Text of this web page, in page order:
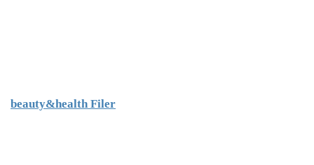
beauty&health Filer